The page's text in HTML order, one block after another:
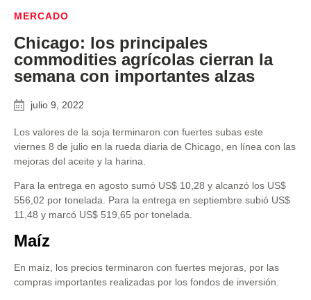
MERCADO
Chicago: los principales
commodities agrícolas cierran la
semana con importantes alzas
julio 9, 2022
Los valores de la soja terminaron con fuertes subas este
viernes 8 de julio en la rueda diaria de Chicago, en línea con las
mejoras del aceite y la harina.
Para la entrega en agosto sumó US$ 10,28 y alcanzó los US$
556,02 por tonelada. Para la entrega en septiembre subió US$
11,48 y marcó US$ 519,65 por tonelada.
Maíz
En maíz, los precios terminaron con fuertes mejoras, por las
compras importantes realizadas por los fondos de inversión.